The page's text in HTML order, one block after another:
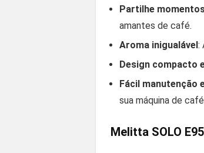
Partilhe
amantes de café.
Aroma inigualável:
Design compacto
Fácil manutenção
sua máquina de
Melitta SOLO